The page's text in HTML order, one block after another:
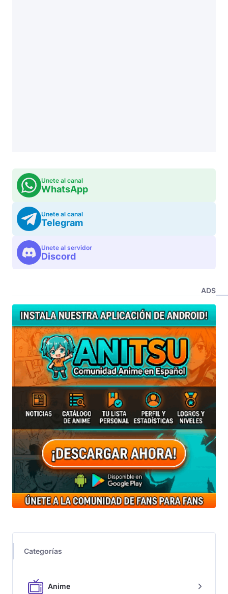
Unete al canal
WhatsApp
Unete al canal
Telegram
Unete al servidor
Discord
ADS
Categorías
Anime